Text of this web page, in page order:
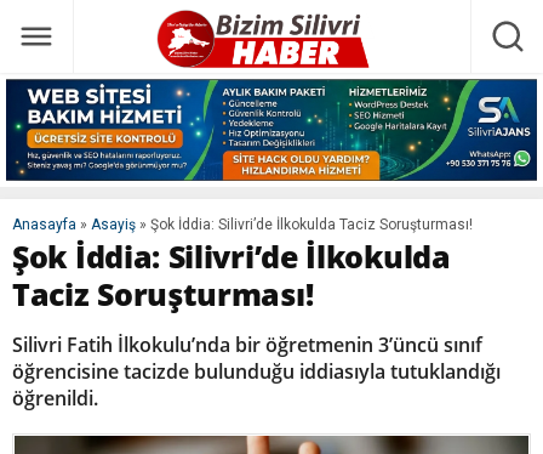
Anasayfa » Asayiş » Şok İddia: Silivri’de İlkokulda Taciz Soruşturması!
Şok İddia: Silivri’de İlkokulda
Taciz Soruşturması!
Silivri Fatih İlkokulu’nda bir öğretmenin 3’üncü sınıf
öğrencisine tacizde bulunduğu iddiasıyla tutuklandığı
öğrenildi.